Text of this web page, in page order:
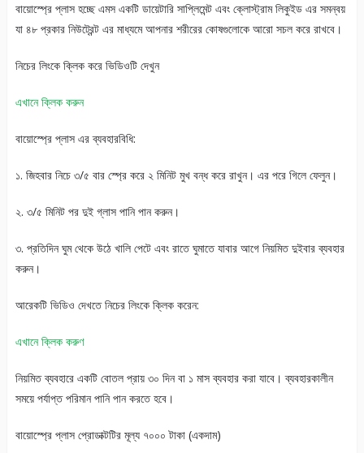
বায়োস্প্রে প্লাস হচ্ছে এমস একটি ডায়েটারি সাপ্লিমেন্ট এবং ক্লোস্ট্রাম লিকুইড এর সমন্বয়
যা ৪৮ প্রকার নিউট্রেন্ট এর মাধ্যমে আপনার শরীরের কোষগুলোকে আরো সচল করে রাখবে।
নিচের লিংকে ক্লিক করে ভিডিওটি দেখুন
এখানে ক্লিক করুন
বায়োস্প্রে প্লাস এর ব্যবহারবিধি:
১. জিহবার নিচে ৩/৫ বার স্প্রে করে ২ মিনিট মুখ বন্ধ করে রাখুন। এর পরে গিলে ফেলুন।
২. ৩/৫ মিনিট পর দুই গ্লাস পানি পান করুন।
৩. প্রতিদিন ঘুম থেকে উঠে খালি পেটে এবং রাতে ঘুমাতে যাবার আগে নিয়মিত দুইবার ব্যবহার
করুন।
আরেকটি ভিডিও দেখতে নিচের লিংকে ক্লিক করেন:
এখানে ক্লিক করুণ
নিয়মিত ব্যবহারে একটি বোতল প্রায় ৩০ দিন বা ১ মাস ব্যবহার করা যাবে। ব্যবহারকালীন
সময়ে পর্যাপ্ত পরিমান পানি পান করতে হবে।
বায়োস্প্রে প্লাস প্রোডাক্টটির মূল্য ৭০০০ টাকা (একদাম)